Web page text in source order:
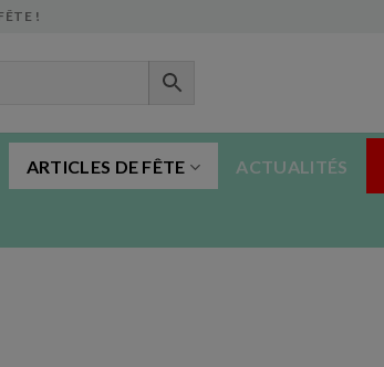
!
ARTICLES DE FÊTE ACTUALITÉS